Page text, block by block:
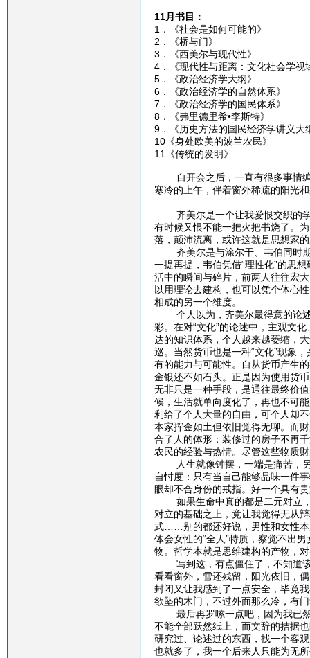
11月书目：
1．《社会是如何可能
2．《桥与门》
3．《西美尔与现
4．《现代性与距离：文化社会
5．《政治经济学大
6．《政治经济学的自
7．《政治经济学的国
8．《弗里德里希•李斯
9．《历史方法的国民经济
10《身处欧美的波兰农
11《传统的发明》
自开会之后，一直有很多事情缠
寒冷的上午，伴着窗外稀疏的阳光
齐美尔是一个让我爱恨交织的学
有时候又恨不能一把火把书烧了。
落，颠沛流离，或许这就是思想家
齐美尔是与涂尔干、韦伯同时期
一提再提，韦伯凭借“理性化”的思
活中的瞬间与碎片，前两人往往宏
以用理论去建构，也可以凭个体心
相成的另一个维度。
个人以为，齐美尔最得意的论述
彩。在对“文化”的论述中，主观文
达的知识体系，个人越来越萎缩，
巡。当然货币也是一种“文化”现象
有的能力与可能性。自从货币产生
金银还不如石头。正是因为使用货
无非只是一种手段，是通往最终价
候，生活就单向度化了，再也不可
利给了个人大量的自由，可个人却
本家挥金如土但依旧觉得无聊。而
合了人的体形；装修过的房子不再
农民的经验与热情。尽管这些物质
人生就像钟摆，一端是痛苦，另
自忖度：只有当自己能够品味一件
眼却不合身份的戒指。好一个具有
如果生命中真的都是二元对立，
对立的基础之上，竟让我觉得无从
式……别的都还好说，男性和女性本
体会女性的“全人”特质，察觉不出
物。哲学本就是思维建构的产物，
写到这，有点僵住了，不知道该
看看窗外，雪还残留，阳光依旧，
封闭又让我感到了一点安全，毕竟
欲坠的木门，不过外面那么冷，有
最后再罗嗦一点吧，因为我已然
不能全部跃然纸上，而文辞的拮据
研究过、论述过的东西，找一个客
也就多了，我一个后来人只能为无